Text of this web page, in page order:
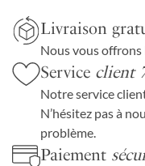
Livraison
Nous vous
Service client
Notre service
N’hésitez pas à
problème.
Paiement